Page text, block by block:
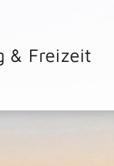
& Freizeit